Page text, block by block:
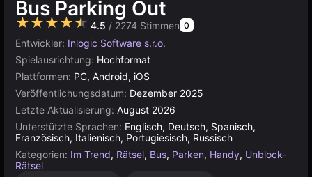
Bus Parking Out
★★★★★ 4.5 / 2274 Stimmen 0
Entwickler: Inlogic Software s.r.o.
Spielausrichtung: Hochformat
Plattformen: PC, Android, iOS
Veröffentlichungsdatum: Dezember 2025
Letzte Aktualisierung: August 2026
Unterstützte Sprachen: Englisch, Deutsch, Spanisch,
Französisch, Italienisch, Portugiesisch, Russisch
Kategorien: Im Trend, Rätsel, Bus, Parken, Handy, Unblock-
Rätsel